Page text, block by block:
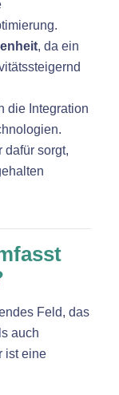
, da ein
die Integration
dafür sorgt,
Feld, das
auch
ist eine